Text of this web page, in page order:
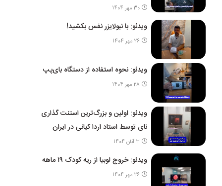
30 مهر 1404
ویدئو: با نبولایزر نفس بکشید!
26 مهر 1404
ویدئو: نحوه استفاده از دستگاه بای‌پپ
28 مهر 1404
ویدئو: اولین و بزرگ‌ترین استنت گذاری
نای توسط استاد اردا کیانی در ایران
3 آبان 1404
ویدئو: خروج لوبیا از ریه کودک ۱۹ ماهه
26 مهر 1404